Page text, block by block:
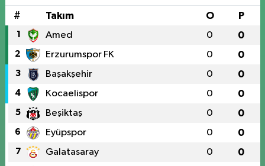
# Takım O P
1 Amed 0 0
2 Erzurumspor FK 0 0
3 Başakşehir 0 0
4 Kocaelispor 0 0
5 Beşiktaş 0 0
6 Eyüpspor 0 0
7 Galatasaray 0 0